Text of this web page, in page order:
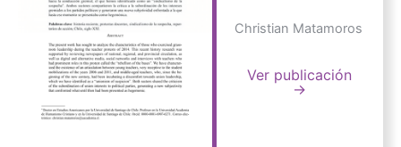
Christian Matamoros
Ver publicación
→